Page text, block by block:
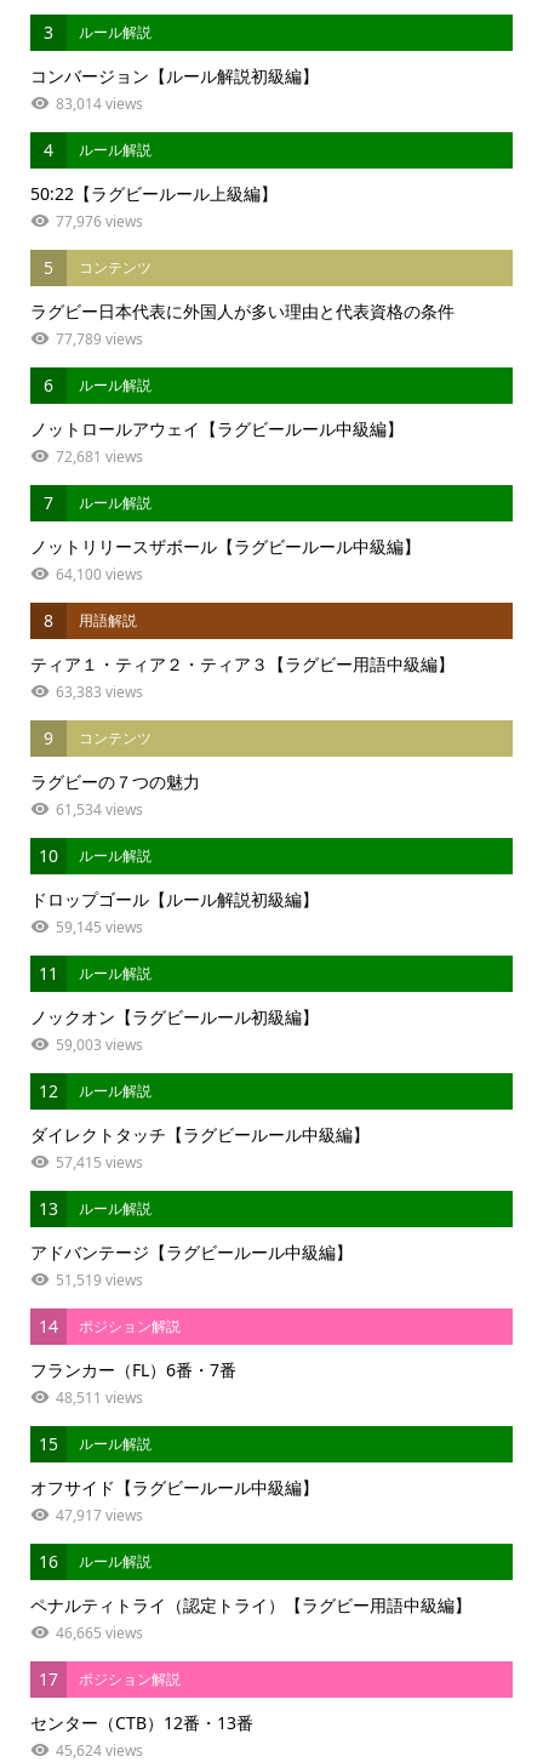
3 ルール解説
コンバージョン【ルール解説初級編】
83,014 views
4 ルール解説
50:22【ラグビールール上級編】
77,976 views
5 コンテンツ
ラグビー日本代表に外国人が多い理由と代表資格の条件
77,789 views
6 ルール解説
ノットロールアウェイ【ラグビールール中級編】
72,681 views
7 ルール解説
ノットリリースザボール【ラグビールール中級編】
64,100 views
8 用語解説
ティア１・ティア２・ティア３【ラグビー用語中級編】
63,383 views
9 コンテンツ
ラグビーの７つの魅力
61,534 views
10 ルール解説
ドロップゴール【ルール解説初級編】
59,145 views
11 ルール解説
ノックオン【ラグビールール初級編】
59,003 views
12 ルール解説
ダイレクトタッチ【ラグビールール中級編】
57,415 views
13 ルール解説
アドバンテージ【ラグビールール中級編】
51,519 views
14 ポジション解説
フランカー（FL）6番・7番
48,511 views
15 ルール解説
オフサイド【ラグビールール中級編】
47,917 views
16 ルール解説
ペナルティトライ（認定トライ）【ラグビー用語中級編】
46,665 views
17 ポジション解説
センター（CTB）12番・13番
45,624 views